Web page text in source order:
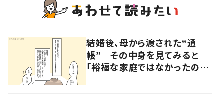
結婚後、母から渡された“通
帳” その中身を見てみると
「裕福な家庭ではなかったの